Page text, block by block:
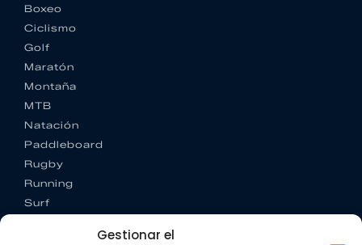
Gestionar el
Boxeo
Ciclismo
Golf
Maratón
Montaña
MTB
Natación
Paddleboard
Rugby
Running
Surf